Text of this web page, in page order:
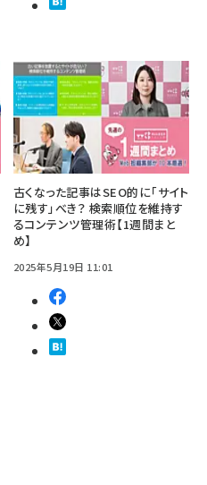
古くなった記事はSEO的に「サイト
に残す」べき？ 検索順位を維持す
るコンテンツ管理術【1週間まと
め】
2025年5月19日 11:01